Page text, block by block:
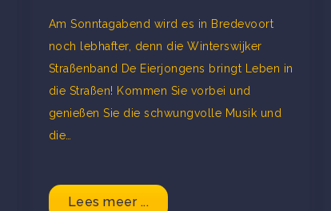
Am Sonntagabend wird es in Bredevoort
noch lebhafter, denn die Winterswijker
Straßenband De Eierjongens bringt Leben in
die Straßen! Kommen Sie vorbei und
genießen Sie die schwungvolle Musik und
die…
Lees meer ...